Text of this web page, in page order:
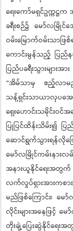
ရေးကော်မရှင်ဥက္ကဋ္ဌ
ခရီးစဉ်၌ မော်လမြို
ဝမ်းမြောက်ဝမ်းသာဖ
ကောင်းမွန်သည့် ပြည်
ပြည်ပခရီးသွားများအ
“အိမ်သာမှ ဧည့်လာမ
သန့်ရှင်းသာယာလှပအ
ရှေးဟောင်းသမိုင်းဝ
ပြုပြင်ထိန်းသိမ်း၍ ပြ
ဆောင်ရွက်သွားရန်လိုကြ
မော်လမြိုင်ကမ်းနား
အနားယူနိုင်ရေးအတွ
လက်လှုပ်ရှားအားကစာ
မည်ဖြစ်ကြောင်း၊ မေ
လိုင်းများအနေဖြင့်
တိုးချဲ့ပြေးဆွဲနိုင်ရ